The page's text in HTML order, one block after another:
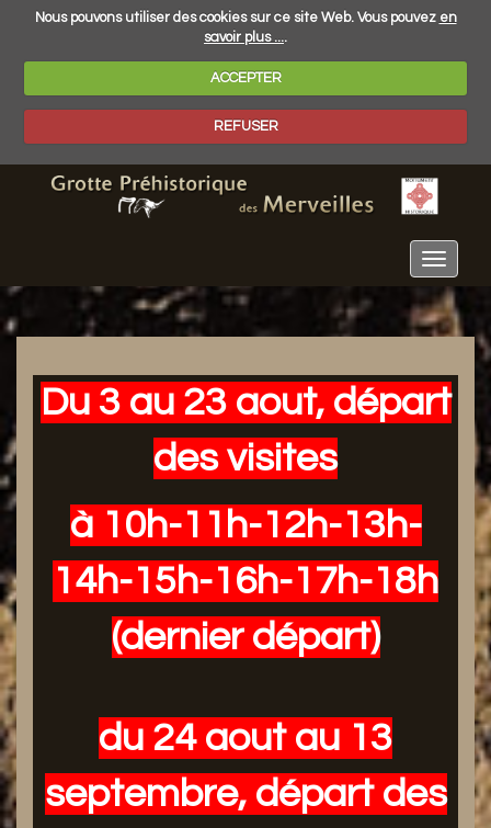
Nous pouvons utiliser des cookies sur ce site Web. Vous pouvez en
savoir plus ....
ACCEPTER
REFUSER
Toggle
Du 3 au 23 aout, départ
des visites
à 10h-11h-12h-13h-
14h-15h-16h-17h-18h
(dernier départ)
du 24 aout au 13
septembre, départ des